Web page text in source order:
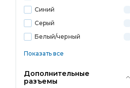
Синий
Сеpый
Белый/черный
Показать все
Дополнительные
разъемы